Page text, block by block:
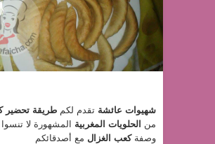
شهيوات عائشة تقدم لكم طريقة تحضير
من الحلويات المغربية المشهورة لا
وصفةكعب الغزال مع أصدقائكم